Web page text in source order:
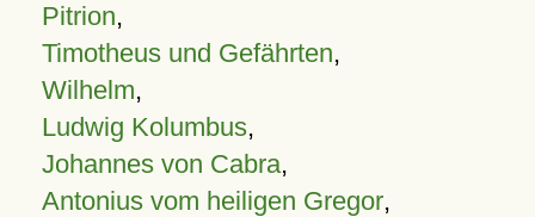
Pitrion,
Timotheus und Gefährten,
Wilhelm,
Ludwig Kolumbus,
Johannes von Cabra,
Antonius vom heiligen Gregor,